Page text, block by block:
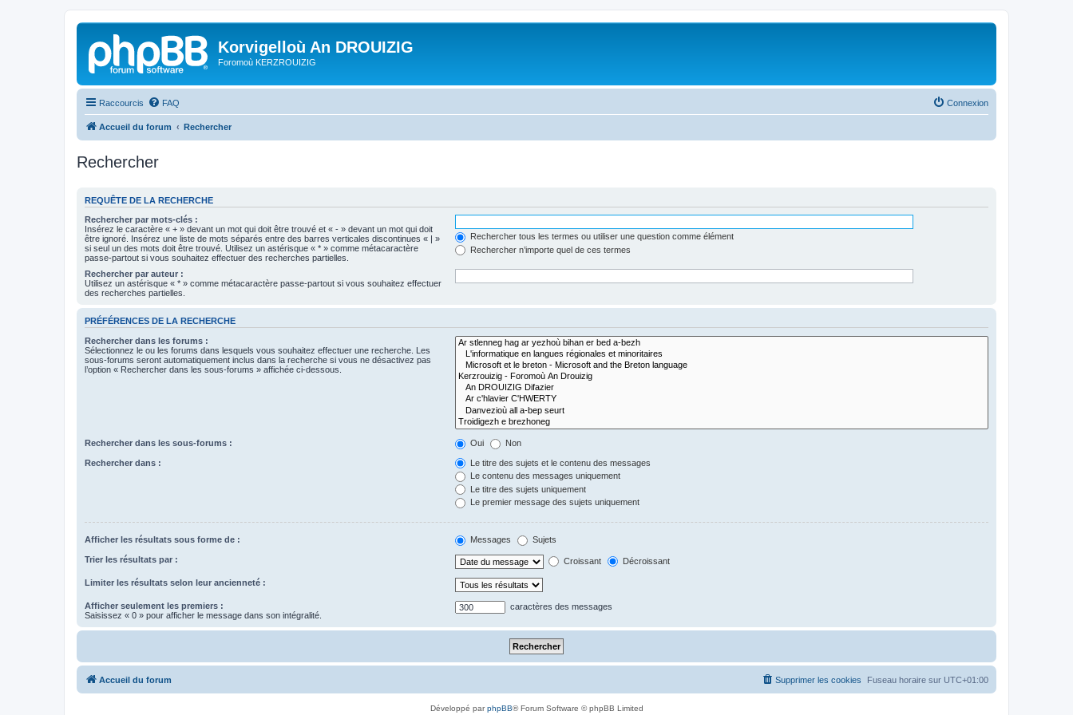
Korvigelloù An DROUIZIG
Foromoù KERZROUIZIG
Raccourcis FAQ Connexion
Accueil du forum Rechercher
Rechercher
REQUÊTE DE LA RECHERCHE
Rechercher par mots-clés :
Insérez le caractère « + » devant un mot qui doit être trouvé et « - » devant un mot qui doit
être ignoré. Insérez une liste de mots séparés entre des barres verticales discontinues « | »
si seul un des mots doit être trouvé. Utilisez un astérisque « * » comme métacaractère
passe-partout si vous souhaitez effectuer des recherches partielles.
Rechercher tous les termes ou utiliser une question comme élément
Rechercher n’importe quel de ces termes
Rechercher par auteur :
Utilisez un astérisque « * » comme métacaractère passe-partout si vous souhaitez effectuer
des recherches partielles.
PRÉFÉRENCES DE LA RECHERCHE
Rechercher dans les forums :
Sélectionnez le ou les forums dans lesquels vous souhaitez effectuer une recherche. Les
sous-forums seront automatiquement inclus dans la recherche si vous ne désactivez pas
l’option « Rechercher dans les sous-forums » affichée ci-dessous.
Rechercher dans les sous-forums : Oui Non
Rechercher dans :
Le titre des sujets et le contenu des messages
Le contenu des messages uniquement
Le titre des sujets uniquement
Le premier message des sujets uniquement
Afficher les résultats sous forme de : Messages Sujets
Trier les résultats par : Croissant Décroissant
Limiter les résultats selon leur ancienneté :
Afficher seulement les premiers :
Saisissez « 0 » pour afficher le message dans son intégralité.
caractères des messages
Accueil du forum Fuseau horaire sur UTC+01:00
Supprimer les cookies
Développé parphpBB® Forum Software © phpBB Limited